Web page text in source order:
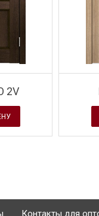
2V
Контакты для